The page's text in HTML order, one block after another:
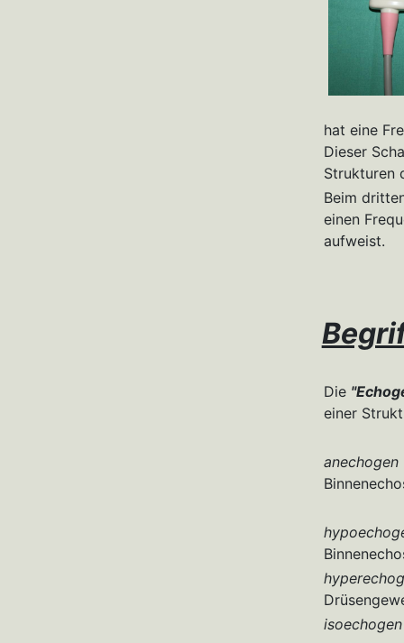
hat eine
Dieser
Strukturen
Beim
einen
aufweist.
Die
einer
anechogen
isoechogen